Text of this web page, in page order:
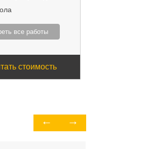
все работы
стоимость
→
←